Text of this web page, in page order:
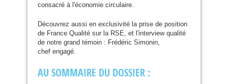
consacré à l'économie circulaire.
Découvrez aussi en exclusivité la prise de position
de France Qualité sur la RSE, et l'interview qualité
de notre grand témoin : Frédéric Simonin,
chef engagé.
AU SOMMAIRE DU DOSSIER :